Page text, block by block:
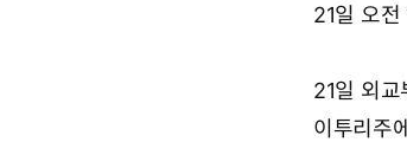
21일 오
21일 외교
이투리주